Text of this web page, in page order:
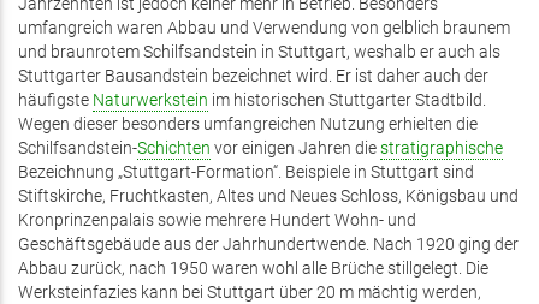
Jahrzehnten ist jedoch keiner mehr in Betrieb. Besonders
umfangreich waren Abbau und Verwendung von gelblich braunem
und braunrotem Schilfsandstein in Stuttgart, weshalb er auch als
Stuttgarter Bausandstein bezeichnet wird. Er ist daher auch der
häufigste Naturwerkstein im historischen Stuttgarter Stadtbild.
Wegen dieser besonders umfangreichen Nutzung erhielten die
Schilfsandstein-Schichten vor einigen Jahren diestratigraphische
Bezeichnung „Stuttgart-Formation“. Beispiele in Stuttgart sind
Stiftskirche, Fruchtkasten, Altes und Neues Schloss, Königsbau und
Kronprinzenpalais sowie mehrere Hundert Wohn- und
Geschäftsgebäude aus der Jahrhundertwende. Nach 1920 ging der
Abbau zurück, nach 1950 waren wohl alle Brüche stillgelegt. Die
Werksteinfazies kann bei Stuttgart über 20 m mächtig werden,